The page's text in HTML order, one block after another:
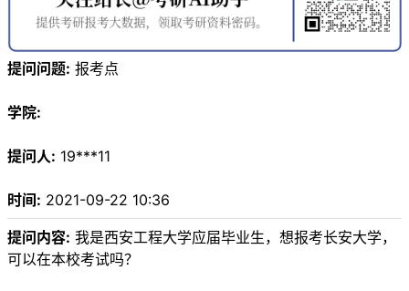
提问问题: 报考点
学院:
提问人: 19***11
时间: 2021-09-22 10:36
提问内容: 我是西安工程大学应届毕业生，想报考长安大学，
可以在本校考试吗？